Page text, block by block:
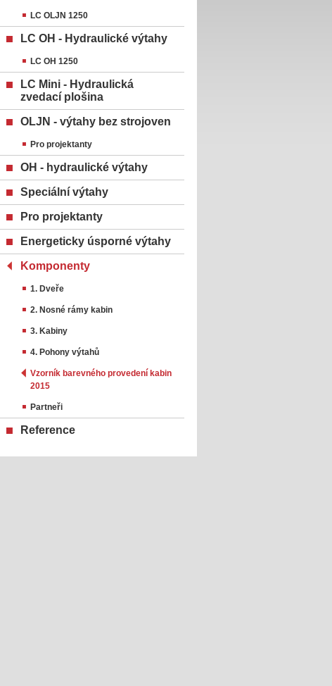
LC OLJN 1250
LC OH - Hydraulické výtahy
LC OH 1250
LC Mini - Hydraulická
zvedací plošina
OLJN - výtahy bez strojoven
Pro projektanty
OH - hydraulické výtahy
Speciální výtahy
Pro projektanty
Energeticky úsporné výtahy
Komponenty
1. Dveře
2. Nosné rámy kabin
3. Kabiny
4. Pohony výtahů
Vzorník barevného provedení kabin
2015
Partneři
Reference